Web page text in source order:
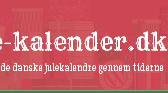
kalender.dk
danske julekalendre gennem tiderne